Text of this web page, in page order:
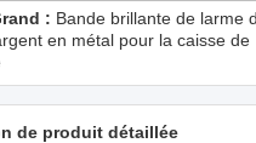
: Bande brillante de larme
en métal pour la caisse de
de produit détaillée